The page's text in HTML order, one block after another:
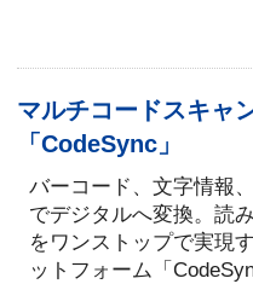
マルチコードスキャ
「CodeSync」
バーコード、文字情報
でデジタルへ変換。読
をワンストップで実現
ットフォーム「